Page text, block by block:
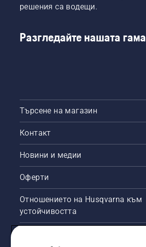
решения са водещи.
Разгледайте нашата гама
Търсене на магазин
Контакт
Новини и медии
Оферти
Отношението на Husqvarna към
устойчивостта